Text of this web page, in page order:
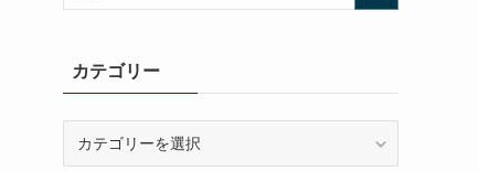
カテゴリー